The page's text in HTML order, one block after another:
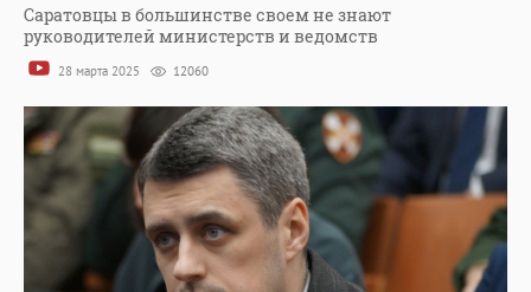
Саратовцы в большинстве своем не знают
руководителей министерств и ведомств
28 марта 2025 12060